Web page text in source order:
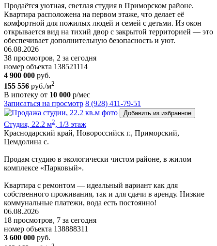
Продаётся уютная, светлая студия в Приморском районе.
Квартира расположена на первом этаже, что делает её
комфортной для пожилых людей и семей с детьми. Из окон
открывается вид на тихий двор с закрытой территорией — это
обеспечивает дополнительную безопасность и уют.
06.08.2026
38 просмотров, 2 за сегодня
номер объекта 138521114
4 900 000 руб.
155 556 руб./м2
В ипотеку от 10 000 р/мес
Записаться на просмотр 8 (928) 411-79-51
Добавить из избранное
Студия, 22.2 м2, 1/3 этаж
Краснодарский край, Новороссийск г., Приморский,
Цемдолина с.
Продам студию в экологически чистом районе, в жилом
комплексе «Парковый».
Квартира с ремонтом — идеальный вариант как для
собственного проживания, так и для сдачи в аренду. Низкие
коммунальные платежи, вода есть постоянно!
06.08.2026
18 просмотров, 7 за сегодня
номер объекта 138888311
3 600 000 руб.